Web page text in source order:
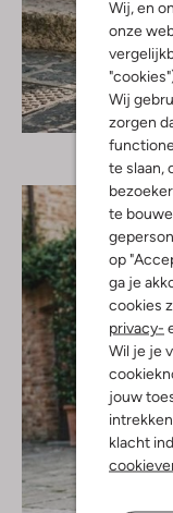
Wij, en
onze
Wij
zorgen
te slaan,
te
op
ga je
cookies
privacy-
Wil je je
jouw
klacht
Ontdek